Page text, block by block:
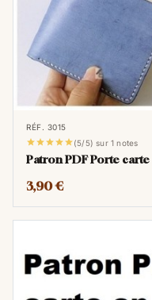
RÉF. 3015
(5/5) sur 1 notes
Patron PDF Porte carte
3,90 €